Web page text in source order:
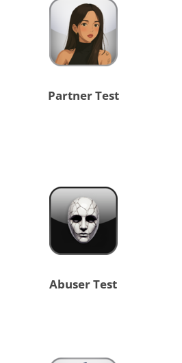
Partner Test
Abuser Test